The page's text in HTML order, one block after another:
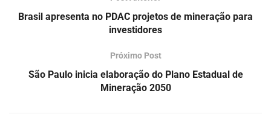
Brasil apresenta no PDAC projetos de mineração para
investidores
Próximo Post
São Paulo inicia elaboração do Plano Estadual de
Mineração 2050